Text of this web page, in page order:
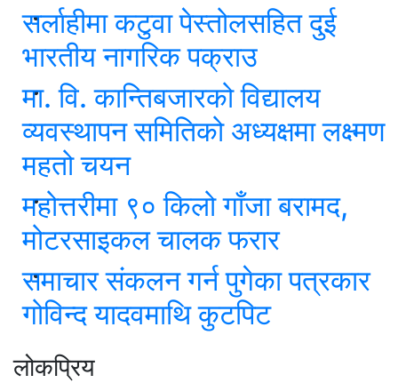
सर्लाहीमा कटुवा पेस्तोलसहित दुई
भारतीय नागरिक पक्राउ
मा. वि. कान्तिबजारको विद्यालय
व्यवस्थापन समितिको अध्यक्षमा लक्ष्मण
महतो चयन
महोत्तरीमा ९० किलो गाँजा बरामद,
मोटरसाइकल चालक फरार
समाचार संकलन गर्न पुगेका पत्रकार
गोविन्द यादवमाथि कुटपिट
लोकप्रिय